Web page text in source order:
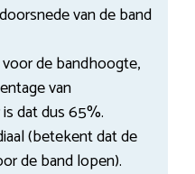
van de band
de bandhoogte,
van
dat dus 65%.
(betekent dat de
de band lopen).